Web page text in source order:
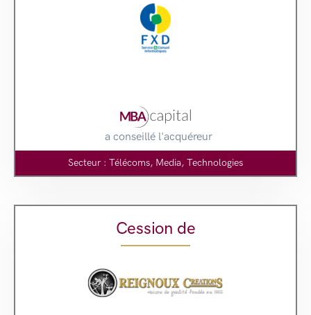
a conseillé l'acquéreur
Secteur : Télécoms, Media, Technologies
Cession de